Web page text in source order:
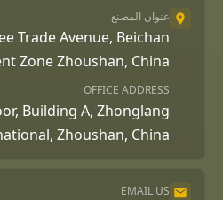
عنوان المصنع
Trade Avenue, Beichan
Zone Zhoushan, China
OFFICE ADDRESS
Building A, Zhonglang
Zhoushan, China
EMAIL US